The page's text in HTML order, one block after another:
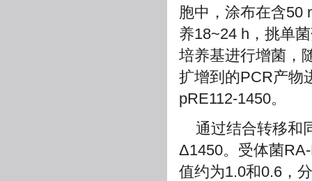
胞中，涂布在含50
养18~24 h，挑单
培养基进行增菌，
扩增到的PCR产物
pRE112-1450。
通过结合转移和
Δ1450。受体菌
值约为1.0和0.6，